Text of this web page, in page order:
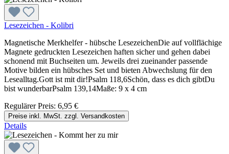
Lesezeichen - Kolibri
Magnetische Merkhelfer - hübsche LesezeichenDie auf vollflächige
Magnete gedruckten Lesezeichen haften sicher und gehen dabei
schonend mit Buchseiten um. Jeweils drei zueinander passende
Motive bilden ein hübsches Set und bieten Abwechslung für den
Lesealltag.Gott ist mit dir!Psalm 118,6Schön, dass es dich gibtDu
bist wunderbarPsalm 139,14Maße: 9 x 4 cm
Regulärer Preis: 6,95 €
Preise inkl. MwSt. zzgl. Versandkosten
Details